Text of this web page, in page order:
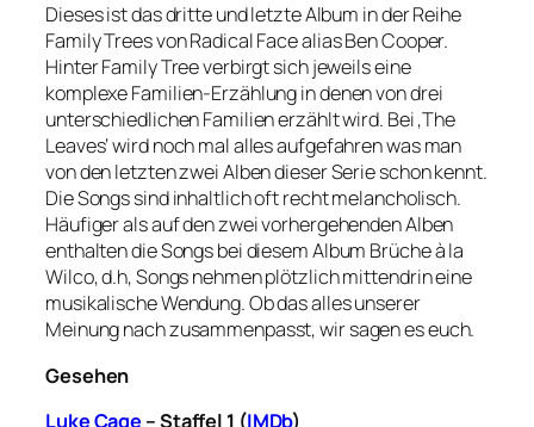
Dieses ist das dritte und letzte Album in der Reihe
Family Trees von Radical Face alias Ben Cooper.
Hinter Family Tree verbirgt sich jeweils eine
komplexe Familien-Erzählung in denen von drei
unterschiedlichen Familien erzählt wird. Bei ‚The
Leaves‘ wird noch mal alles aufgefahren was man
von den letzten zwei Alben dieser Serie schon kennt.
Die Songs sind inhaltlich oft recht melancholisch.
Häufiger als auf den zwei vorhergehenden Alben
enthalten die Songs bei diesem Album Brüche à la
Wilco, d.h, Songs nehmen plötzlich mittendrin eine
musikalische Wendung. Ob das alles unserer
Meinung nach zusammenpasst, wir sagen es euch.
Gesehen
Luke Cage – Staffel 1 (IMDb)